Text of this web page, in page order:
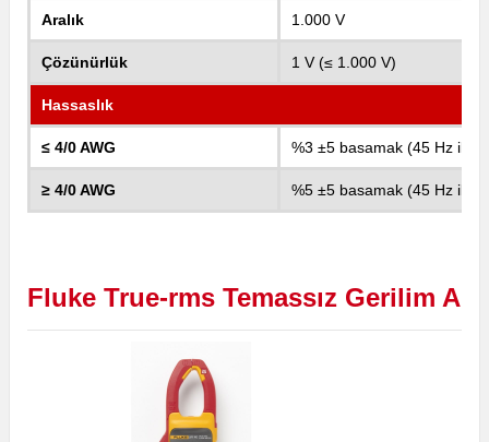
Aralık 1.000 V
Çözünürlük 1 V (≤ 1.000 V)
Hassaslık
≤ 4/0 AWG %3 ±5 basamak (45 Hz ila
≥ 4/0 AWG %5 ±5 basamak (45 Hz ila
Fluke True-rms Temassız Gerilim